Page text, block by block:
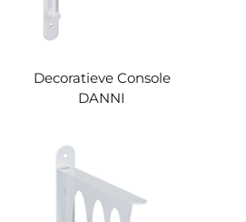
Decoratieve Console
DANNI